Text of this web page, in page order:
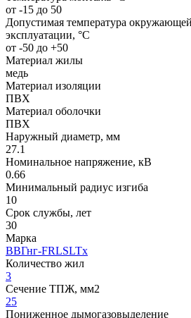
от -15 до 50
Допустимая температура
эксплуатации, °C
от -50 до +50
Материал жилы
медь
Материал изоляции
ПВХ
Материал оболочки
ПВХ
Наружный диаметр, мм
27.1
Номинальное напряжение, кВ
0.66
Минимальный радиус изгиба
10
Срок службы, лет
30
Марка
ВВГнг-FRLSLTx
Количество жил
3
Сечение ТПЖ, мм2
25
Пониженное дымогазовыделение